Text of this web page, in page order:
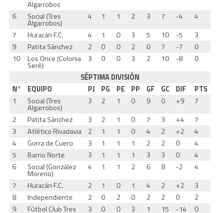
Algarrobos
6
Social (Tres
Algarrobos)
4 1 1 2 3 7 -4
4
7
Huracán F.C. 4 1 0 3 5 10 -5
3
9
Patita Sánchez 2 0 0 2 0 7 -7
0
10
Los Once (Colonia
Seré)
3 0 0 3 2 10 -8
0
SÉPTIMA DIVISIÓN
N°
EQUIPO PJ PG PE PP GF GC DIF
PTS
1
Social (Tres
Algarrobos)
3 2 1 0 9 0 +9
7
2
Patita Sánchez 3 2 1 0 7 3 +4
7
3
Atlético Rivadavia 2 1 1 0 4 2 +2
4
4
Gorra de Cuero 3 1 1 1 2 2 0
4
5
Barrio Norte 3 1 1 1 3 3 0
4
6
Social (González
Moreno)
4 1 1 2 6 8 -2
4
7
Huracán F.C. 2 1 0 1 4 2 +2
3
8
Independiente 2 0 2 0 2 2 0
2
9
Fútbol Club Tres 3 0 0 3 1 15 -14
0